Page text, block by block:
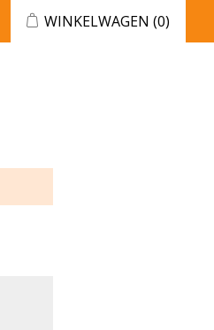
WINKELWAGEN (0)